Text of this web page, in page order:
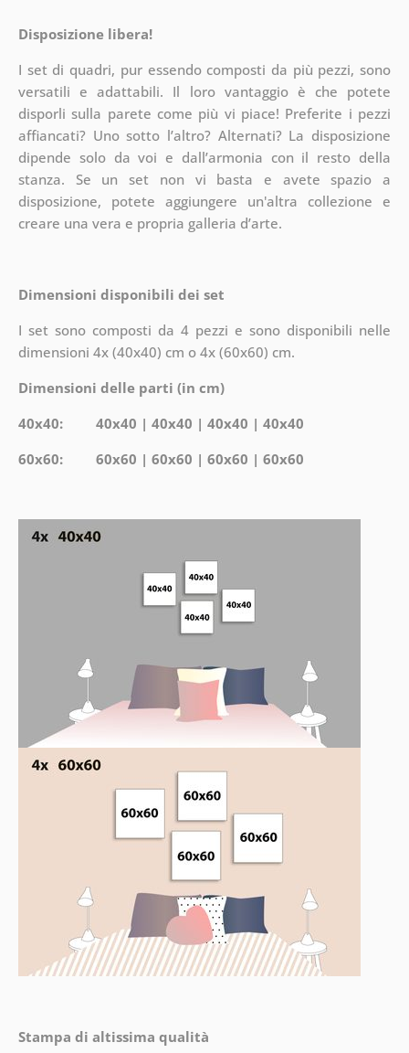
Disposizione libera!
I set di quadri, pur essendo composti da più pezzi, sono
versatili e adattabili. Il loro vantaggio è che potete
disporli sulla parete come più vi piace! Preferite i pezzi
affiancati? Uno sotto l’altro? Alternati? La disposizione
dipende solo da voi e dall’armonia con il resto della
stanza. Se un set non vi basta e avete spazio a
disposizione, potete aggiungere un'altra collezione e
creare una vera e propria galleria d’arte.
Dimensioni disponibili dei set
I set sono composti da 4 pezzi e sono disponibili nelle
dimensioni 4x (40x40) cm o 4x (60x60) cm.
Dimensioni delle parti (in cm)
40x40: 40x40 | 40x40 | 40x40 | 40x40
60x60: 60x60 | 60x60 | 60x60 | 60x60
Stampa di altissima qualità